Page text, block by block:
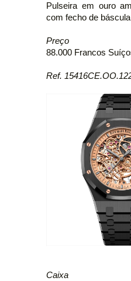
Pulseira em ouro
com fecho de
Preço
88.000 Francos
Ref.
Caixa